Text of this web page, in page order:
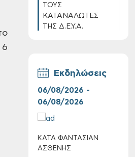
6
ΤΟΥΣ
ΚΑΤΑΝΑΛΩΤΕΣ
ΤΗΣ Δ.Ε.Υ.Α.
Τακτική συνεδρίαση
Δημοτικής
Εκδηλώσεις
06/08/2026 -
06/08/2026
ΚΑΤΑ ΦΑΝΤΑΣΙΑΝ
ΑΣΘΕΝΗΣ